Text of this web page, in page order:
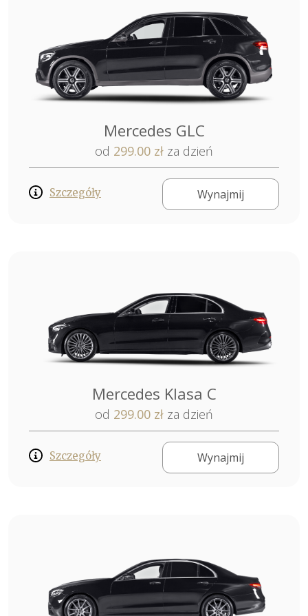
Mercedes GLC
od 299.00 zł za dzień
Szczegóły Wynajmij
Mercedes Klasa C
od 299.00 zł za dzień
Szczegóły Wynajmij